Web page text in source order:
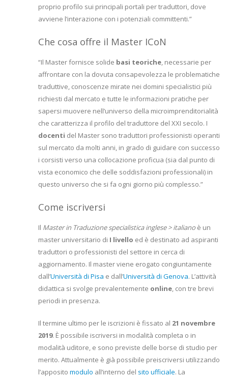
proprio profilo sui principali portali per traduttori, dove
avviene l’interazione con i potenziali committenti.”
Che cosa offre il Master ICoN
“Il Master fornisce solide basi teoriche, necessarie per
affrontare con la dovuta consapevolezza le problematiche
traduttive, conoscenze mirate nei domini specialistici più
richiesti dal mercato e tutte le informazioni pratiche per
sapersi muovere nell’universo della microimprenditorialità
che caratterizza il profilo del traduttore del XXI secolo. I
docenti del Master sono traduttori professionisti operanti
sul mercato da molti anni, in grado di guidare con successo
i corsisti verso una collocazione proficua (sia dal punto di
vista economico che delle soddisfazioni professionali) in
questo universo che si fa ogni giorno più complesso.”
Come iscriversi
Il Master in Traduzione specialistica inglese > italiano è un
master universitario di I livello ed è destinato ad aspiranti
traduttori o professionisti del settore in cerca di
aggiornamento. Il master viene erogato congiuntamente
dall’Università di Pisa e dall’Università di Genova. L’attività
didattica si svolge prevalentemente online, con tre brevi
periodi in presenza.
Il termine ultimo per le iscrizioni è fissato al 21 novembre
2019. È possibile iscriversi in modalità completa o in
modalità uditore, e sono previste delle borse di studio per
merito. Attualmente è già possibile preiscriversi utilizzando
l’apposito modulo all’interno del sito ufficiale. La